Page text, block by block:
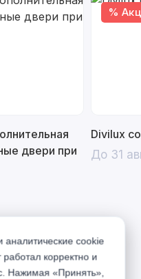
двери при
%
Divilux
До 31
аналитические cookie
корректно и
Нажимая «Принять»,